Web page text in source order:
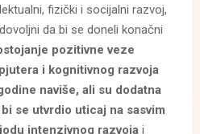
fizički i socijalni razvoj,
da bi se doneli konačni
pozitivne veze
i kognitivnog razvoja
naviše, ali su dodatna
se utvrdio uticaj na sasvim
intenzivnog razvoja i